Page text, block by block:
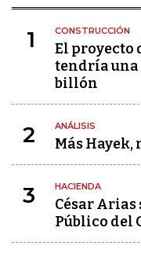
1 CONSTRUCCIÓN
El proyecto
tendría una
billón
2 ANÁLISIS
Más Hayek,
3 HACIENDA
César
Público del